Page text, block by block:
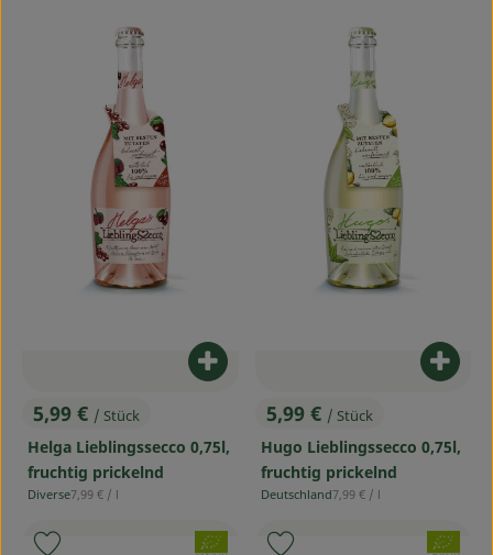
, Preis:
5,99 € / Stück
Helga Lieblingssecco 0,75l,
fruchtig prickelnd
, Herkunft:
Diverse, Referenzpreis:
7,99 € / l
Produkt zum Warenkorb
, Preis:
5,99 € / Stück
Hugo Lieblingssecco 0,75l,
fruchtig prickelnd
, Herkunft:
Deutschland, Referenzpreis:
7,99 € / l
, Verband:
Produkt zu Favouriten hinzufügen
, Verband:
Produkt zu Favouriten